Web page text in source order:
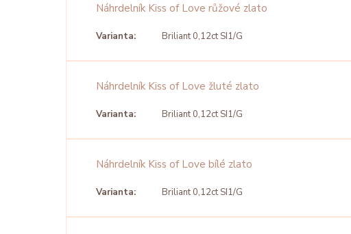
Náhrdelník Kiss of Love růžové zlato
Varianta: Briliant 0,12ct SI1/G
Náhrdelník Kiss of Love žluté zlato
Varianta: Briliant 0,12ct SI1/G
Náhrdelník Kiss of Love bílé zlato
Varianta: Briliant 0,12ct SI1/G